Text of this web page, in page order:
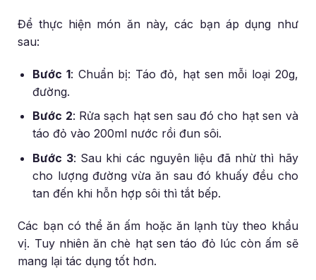
Để thực hiện món ăn này, các bạn áp dụng như
sau:
Bước 1: Chuẩn bị: Táo đỏ, hạt sen mỗi loại 20g,
đường.
Bước 2: Rửa sạch hạt sen sau đó cho hạt sen và
táo đỏ vào 200ml nước rồi đun sôi.
Bước 3: Sau khi các nguyên liệu đã nhừ thì hãy
cho lượng đường vừa ăn sau đó khuấy đều cho
tan đến khi hỗn hợp sôi thì tắt bếp.
Các bạn có thể ăn ấm hoặc ăn lạnh tùy theo khẩu
vị. Tuy nhiên ăn chè hạt sen táo đỏ lúc còn ấm sẽ
mang lại tác dụng tốt hơn.